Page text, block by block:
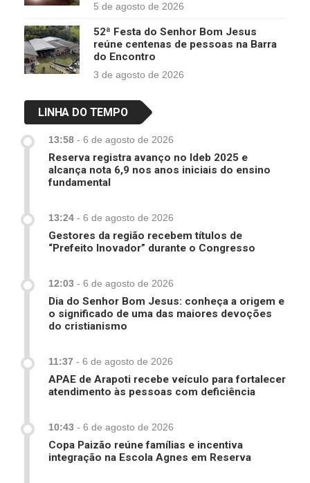
5 de agosto de 2026
52ª Festa do Senhor Bom Jesus
reúne centenas de pessoas na Barra
do Encontro
3 de agosto de 2026
LINHA DO TEMPO
13:58 - 6 de agosto de 2026
Reserva registra avanço no Ideb 2025 e
alcança nota 6,9 nos anos iniciais do ensino
fundamental
13:24 - 6 de agosto de 2026
Gestores da região recebem títulos de
“Prefeito Inovador” durante o Congresso
12:03 - 6 de agosto de 2026
Dia do Senhor Bom Jesus: conheça a origem e
o significado de uma das maiores devoções
do cristianismo
11:37 - 6 de agosto de 2026
APAE de Arapoti recebe veículo para fortalecer
atendimento às pessoas com deficiência
10:43 - 6 de agosto de 2026
Copa Paizão reúne famílias e incentiva
integração na Escola Agnes em Reserva